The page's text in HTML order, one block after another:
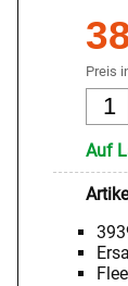
Preis
Auf